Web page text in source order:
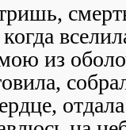
из